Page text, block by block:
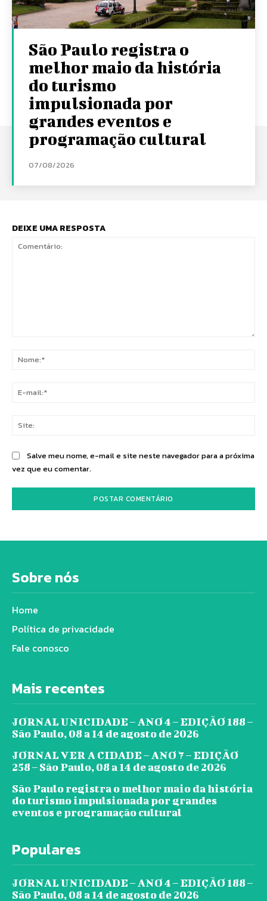
São Paulo registra o
melhor maio da história
do turismo
impulsionada por
grandes eventos e
programação cultural
07/08/2026
DEIXE UMA RESPOSTA
Salve meu nome, e-mail e site neste navegador para a próxima
vez que eu comentar.
Sobre nós
Home
Política de privacidade
Fale conosco
Mais recentes
JORNAL UNICIDADE – ANO 4 – EDIÇÃO 188 –
São Paulo, 08 a 14 de agosto de 2026
JORNAL VER A CIDADE – ANO 7 – EDIÇÃO
258 – São Paulo, 08 a 14 de agosto de 2026
São Paulo registra o melhor maio da história
do turismo impulsionada por grandes
eventos e programação cultural
Populares
JORNAL UNICIDADE – ANO 4 – EDIÇÃO 188 –
São Paulo, 08 a 14 de agosto de 2026